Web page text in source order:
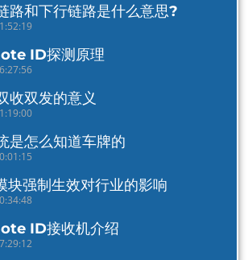
路和下行链路是什么意思?
ID探测原理
收双发的意义
是怎么知道车牌的
块强制生效对行业的影响
ID接收机介绍